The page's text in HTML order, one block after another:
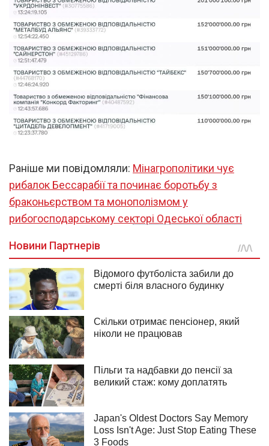
Раніше ми повідомляли: Мінагрополітики чує
рибалок Бессарабії та починає боротьбу з
браконьєрством та монополізмом у
рибогосподарському секторі Одеської області